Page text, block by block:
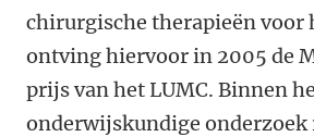
chirurgische therapieën voor
ontving hiervoor in 2005 de
prijs van het LUMC. Binnen
onderwijskundige